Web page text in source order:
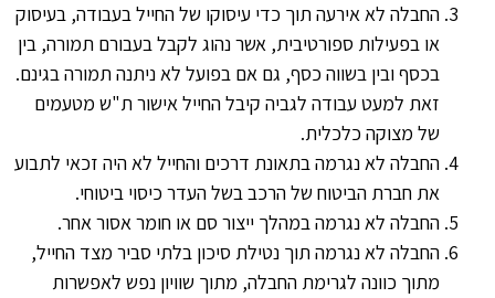
החבלה לא אירעה תוך כדי עיסוקו של החייל בעבודה, בעיסוק
או בפעילות ספורטיבית, אשר נהוג לקבל בעבורם תמורה, בין
בכסף ובין בשווה כסף, גם אם בפועל לא ניתנה תמורה בגינם.
זאת למעט עבודה לגביה קיבל החייל אישור ת"ש מטעמים
של מצוקה כלכלית.
החבלה לא נגרמה בתאונת דרכים והחייל לא היה זכאי לתבוע
את חברת הביטוח של הרכב בשל העדר כיסוי ביטוחי.
החבלה לא נגרמה במהלך ייצור סם או חומר אסור אחר.
החבלה לא נגרמה תוך נטילת סיכון בלתי סביר מצד החייל,
מתוך כוונה לגרימת החבלה, מתוך שוויון נפש לאפשרות